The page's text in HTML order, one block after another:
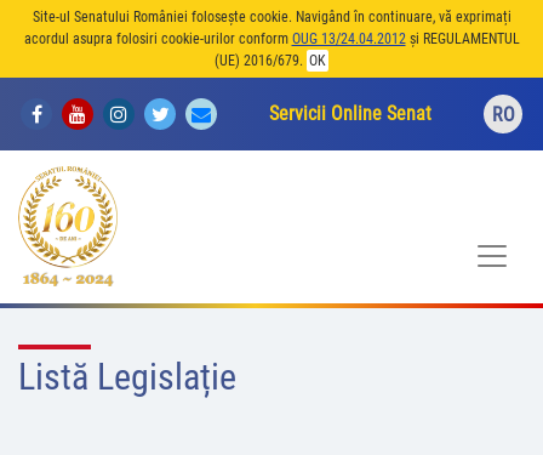
Site-ul Senatului României folosește cookie. Navigând în continuare, vă exprimați
acordul asupra folosiri cookie-urilor conform OUG 13/24.04.2012și REGULAMENTUL
(UE) 2016/679. OK
Servicii Online Senat RO
Listă Legislație